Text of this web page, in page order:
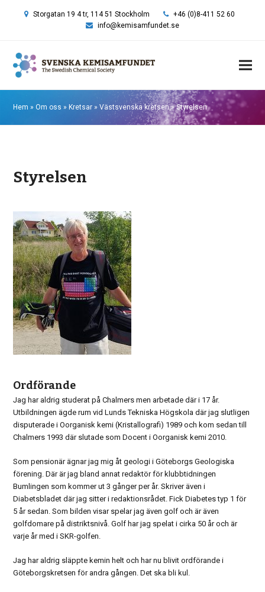
Storgatan 19 4 tr, 114 51 Stockholm
+46 (0)8-411 52 60
info@kemisamfundet.se
Hem »Om oss » Kretsar »Västsvenska kretsen»Styrelsen
Styrelsen
Ordförande
Jag har aldrig studerat på Chalmers men arbetade där i 17 år.
Utbildningen ägde rum vid Lunds Tekniska Högskola där jag slutligen
disputerade i Oorganisk kemi (Kristallografi) 1989 och kom sedan till
Chalmers 1993 där slutade som Docent i Oorganisk kemi 2010.
Som pensionär ägnar jag mig åt geologi i Göteborgs Geologiska
förening. Där är jag bland annat redaktör för klubbtidningen
Bumlingen som kommer ut 3 gånger per år. Skriver även i
Diabetsbladet där jag sitter i redaktionsrådet. Fick Diabetes typ 1 för
5 år sedan. Som bilden visar spelar jag även golf och är även
golfdomare på distriktsnivå. Golf har jag spelat i cirka 50 år och är
varje år med i SKR-golfen.
Jag har aldrig släppte kemin helt och har nu blivit ordförande i
Göteborgskretsen för andra gången. Det ska bli kul.